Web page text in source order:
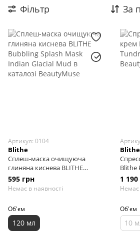
Фільтр За
Артикул: 0104
Blithe
Сплеш-маска очищуюча
глиняна киснева BLITHE
Bubbling Splash Mask Indian
Glacial Mud, 120 мл
595 грн
Немає в наявності
Об'єм
120 мл
Blithe
Blithe
1
Немає
Об'єм
10